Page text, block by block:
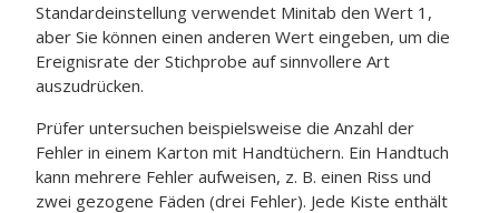
Standardeinstellung verwendet Minitab den Wert 1,
aber Sie können einen anderen Wert eingeben, um die
Ereignisrate der Stichprobe auf sinnvollere Art
auszudrücken.
Prüfer untersuchen beispielsweise die Anzahl der
Fehler in einem Karton mit Handtüchern. Ein Handtuch
kann mehrere Fehler aufweisen, z. B. einen Riss und
zwei gezogene Fäden (drei Fehler). Jede Kiste enthält